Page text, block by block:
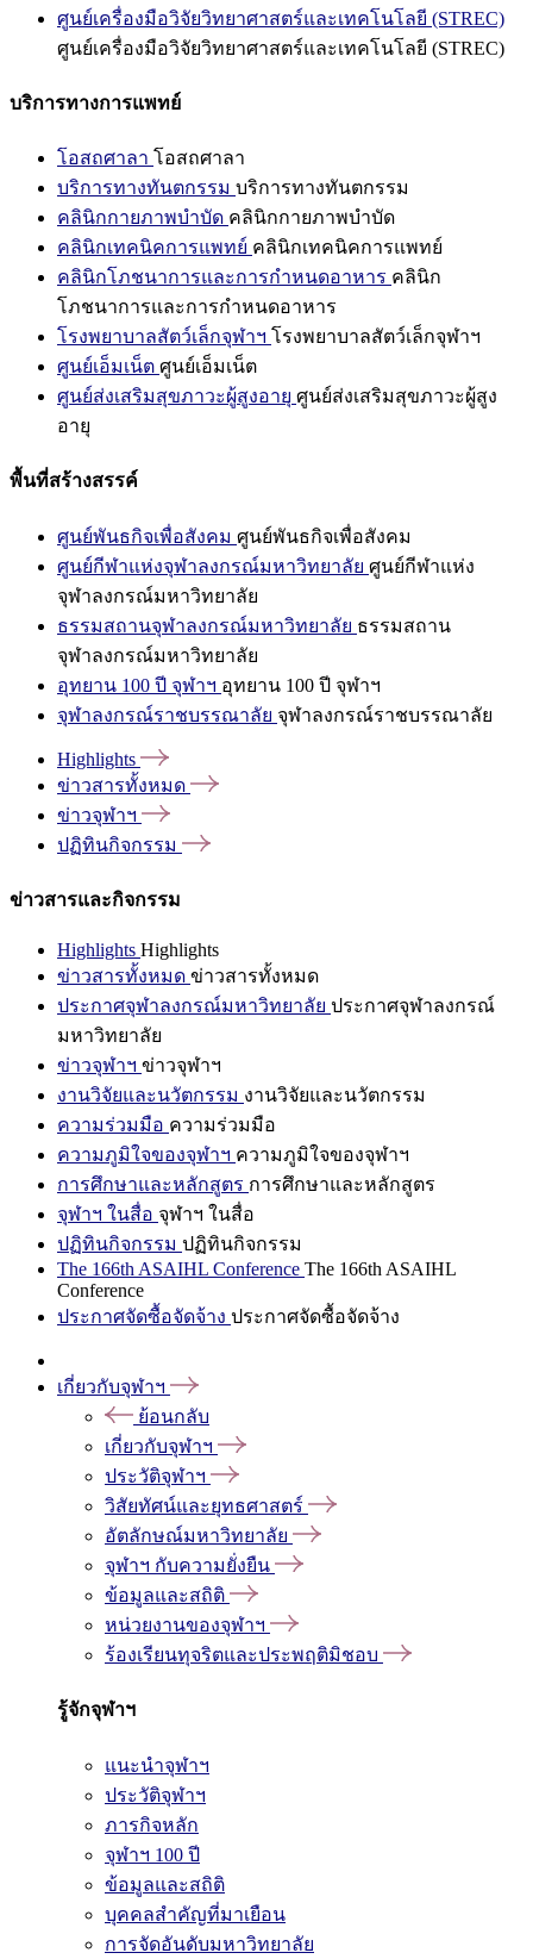
ศูนย์เครื่องมือวิจัยวิทยาศาสตร์และเทคโนโลยี (STREC)
ศูนย์เครื่องมือวิจัยวิทยาศาสตร์และเทคโนโลยี (STREC)
บริการทางการแพทย์
โอสถศาลา โอสถศาลา
บริการทางทันตกรรม บริการทางทันตกรรม
คลินิกกายภาพบำบัด คลินิกกายภาพบำบัด
คลินิกเทคนิคการแพทย์ คลินิกเทคนิคการแพทย์
คลินิกโภชนาการและการกำหนดอาหาร คลินิก
โภชนาการและการกำหนดอาหาร
โรงพยาบาลสัตว์เล็กจุฬาฯ โรงพยาบาลสัตว์เล็กจุฬาฯ
ศูนย์เอ็มเน็ต ศูนย์เอ็มเน็ต
ศูนย์ส่งเสริมสุขภาวะผู้สูงอายุ ศูนย์ส่งเสริมสุขภาวะผู้สูง
อายุ
พื้นที่สร้างสรรค์
ศูนย์พันธกิจเพื่อสังคม ศูนย์พันธกิจเพื่อสังคม
ศูนย์กีฬาแห่งจุฬาลงกรณ์มหาวิทยาลัย ศูนย์กีฬาแห่ง
จุฬาลงกรณ์มหาวิทยาลัย
ธรรมสถานจุฬาลงกรณ์มหาวิทยาลัย ธรรมสถาน
จุฬาลงกรณ์มหาวิทยาลัย
อุทยาน 100 ปี จุฬาฯ อุทยาน 100 ปี จุฬาฯ
จุฬาลงกรณ์ราชบรรณาลัย จุฬาลงกรณ์ราชบรรณาลัย
Highlights
ข่าวสารทั้งหมด
ข่าวจุฬาฯ
ปฏิทินกิจกรรม
ข่าวสารและกิจกรรม
Highlights Highlights
ข่าวสารทั้งหมด ข่าวสารทั้งหมด
ประกาศจุฬาลงกรณ์มหาวิทยาลัย ประกาศจุฬาลงกรณ์
มหาวิทยาลัย
ข่าวจุฬาฯ ข่าวจุฬาฯ
งานวิจัยและนวัตกรรม งานวิจัยและนวัตกรรม
ความร่วมมือ ความร่วมมือ
ความภูมิใจของจุฬาฯ ความภูมิใจของจุฬาฯ
การศึกษาและหลักสูตร การศึกษาและหลักสูตร
จุฬาฯ ในสื่อ จุฬาฯ ในสื่อ
ปฏิทินกิจกรรม ปฏิทินกิจกรรม
The 166th ASAIHL Conference The 166th ASAIHL
Conference
ประกาศจัดซื้อจัดจ้าง ประกาศจัดซื้อจัดจ้าง
เกี่ยวกับจุฬาฯ
ย้อนกลับ
เกี่ยวกับจุฬาฯ
ประวัติจุฬาฯ
วิสัยทัศน์และยุทธศาสตร์
อัตลักษณ์มหาวิทยาลัย
จุฬาฯ กับความยั่งยืน
ข้อมูลและสถิติ
หน่วยงานของจุฬาฯ
ร้องเรียนทุจริตและประพฤติมิชอบ
รู้จักจุฬาฯ
แนะนำจุฬาฯ
ประวัติจุฬาฯ
ภารกิจหลัก
จุฬาฯ 100 ปี
ข้อมูลและสถิติ
บุคคลสำคัญที่มาเยือน
การจัดอันดับมหาวิทยาลัย